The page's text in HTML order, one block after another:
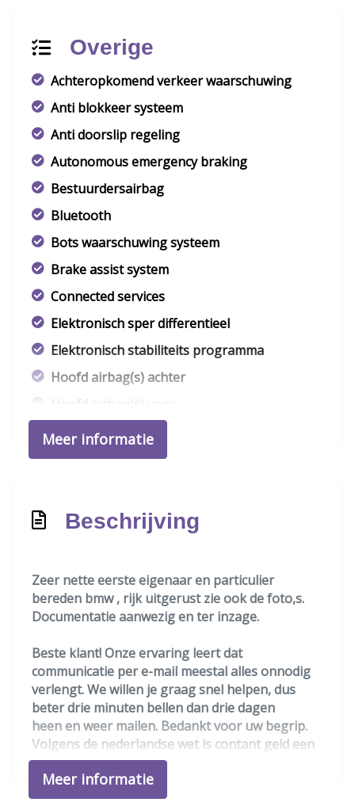
Overige
Achteropkomend verkeer waarschuwing
Anti blokkeer systeem
Anti doorslip regeling
Autonomous emergency braking
Bestuurdersairbag
Bluetooth
Bots waarschuwing systeem
Brake assist system
Connected services
Elektronisch sper differentieel
Elektronisch stabiliteits programma
Hoofd airbag(s) achter
Keyless start
Led mistlampen
Zij airbag(s) voor
Achterbank in delen neerklapbaar
Achterbank verstelbaar
Armsteun achter
Armsteun voor
Electronic climate control
Elektrische ramen achter
Elektrische ramen voor
Lederen interieur
Meer informatie
Beschrijving
Zeer nette eerste eigenaar en particulier
bereden bmw , rijk uitgerust zie ook de foto,s.
Documentatie aanwezig en ter inzage.
Beste klant! Onze ervaring leert dat
communicatie per e-mail meestal alles onnodig
verlengt. We willen je graag snel helpen, dus
beter drie minuten bellen dan drie dagen
heen en weer mailen. Bedankt voor uw begrip.
Volgens de nederlandse wet is contant geld een
wettig betaalmiddel en word door ons dus ook
gewoon geaccepteerd !
Meer informatie